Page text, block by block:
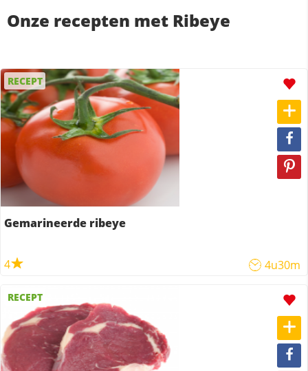
Onze recepten met Ribeye
RECEPT
Gemarineerde ribeye
4 4u30m
RECEPT